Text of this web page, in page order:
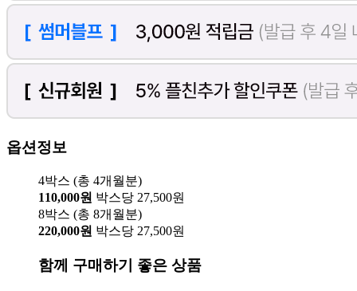
옵션정보
4박스 (총 4개월분)
110,000원 박스당 27,500원
8박스 (총 8개월분)
220,000원 박스당 27,500원
함께 구매하기 좋은 상품